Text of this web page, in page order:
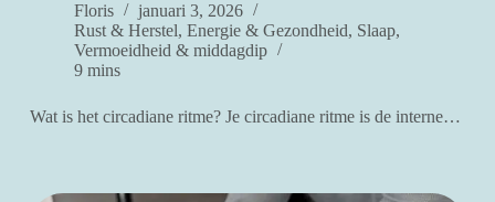
Floris
januari 3, 2026
Rust & Herstel, Energie & Gezondheid, Slaap,
Vermoeidheid & middagdip
9 mins
Wat is het circadiane ritme? Je circadiane ritme is de interne…